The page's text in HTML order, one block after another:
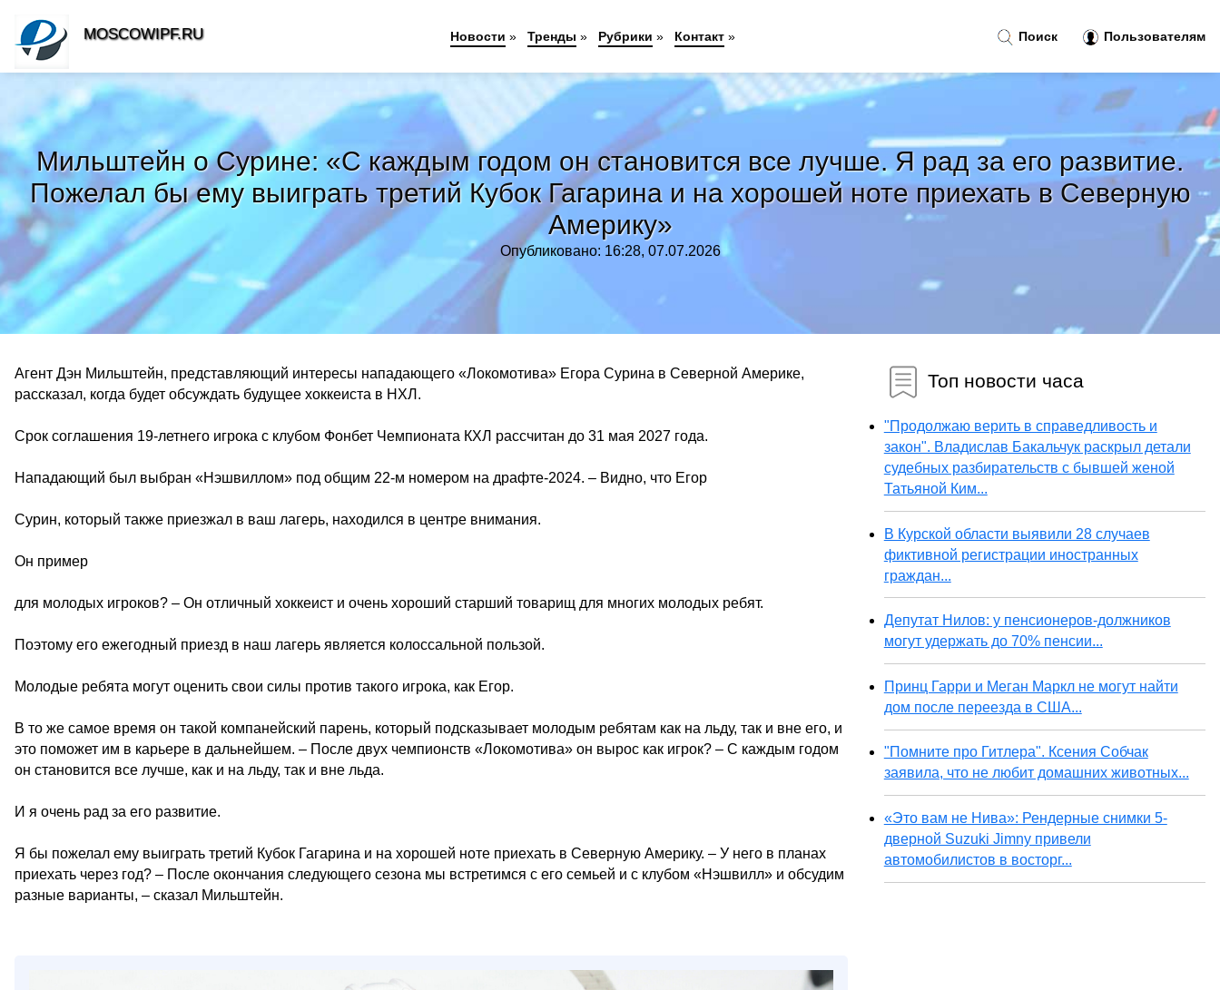
Мильштейн о Сурине: «С каждым годом он становится все лучше. Я рад за его развитие.
Пожелал бы ему выиграть третий Кубок Гагарина и на хорошей ноте приехать в Северную
Америку»
Опубликовано: 16:28, 07.07.2026
Агент Дэн Мильштейн, представляющий интересы нападающего «Локомотива» Егора Сурина в Северной Америке,
рассказал, когда будет обсуждать будущее хоккеиста в НХЛ.
Срок соглашения 19-летнего игрока с клубом Фонбет Чемпионата КХЛ рассчитан до 31 мая 2027 года.
Нападающий был выбран «Нэшвиллом» под общим 22-м номером на драфте-2024. – Видно, что Егор
Сурин, который также приезжал в ваш лагерь, находился в центре внимания.
Он пример
для молодых игроков? – Он отличный хоккеист и очень хороший старший товарищ для многих молодых ребят.
Поэтому его ежегодный приезд в наш лагерь является колоссальной пользой.
Молодые ребята могут оценить свои силы против такого игрока, как Егор.
В то же самое время он такой компанейский парень, который подсказывает молодым ребятам как на льду, так и вне его, и
это поможет им в карьере в дальнейшем. – После двух чемпионств «Локомотива» он вырос как игрок? – С каждым годом
он становится все лучше, как и на льду, так и вне льда.
И я очень рад за его развитие.
Я бы пожелал ему выиграть третий Кубок Гагарина и на хорошей ноте приехать в Северную Америку. – У него в планах
приехать через год? – После окончания следующего сезона мы встретимся с его семьей и с клубом «Нэшвилл» и обсудим
разные варианты, – сказал Мильштейн.
Топ новости часа
"Продолжаю верить в справедливость и
закон". Владислав Бакальчук раскрыл детали
судебных разбирательств с бывшей женой
Татьяной Ким...
В Курской области выявили 28 случаев
фиктивной регистрации иностранных
граждан...
Депутат Нилов: у пенсионеров-должников
могут удержать до 70% пенсии...
Принц Гарри и Меган Маркл не могут найти
дом после переезда в США...
"Помните про Гитлера". Ксения Собчак
заявила, что не любит домашних животных...
«Это вам не Нива»: Рендерные снимки 5-
дверной Suzuki Jimny привели
автомобилистов в восторг...
Поиск Пользователям
MOSCOWIPF.RU Новости » Тренды » Рубрики » Контакт »